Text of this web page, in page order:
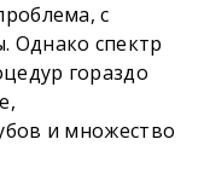
с
Однако спектр
гораздо
и множество